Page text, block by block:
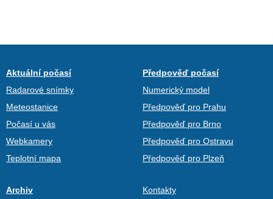
Aktuální počasí
Radarové snímky
Meteostanice
Počasí u vás
Webkamery
Teplotní mapa
Předpověď počasí
Numerický model
Předpověď pro Prahu
Předpověď pro Brno
Předpověď pro Ostravu
Předpověď pro Plzeň
Archiv
Kontakty